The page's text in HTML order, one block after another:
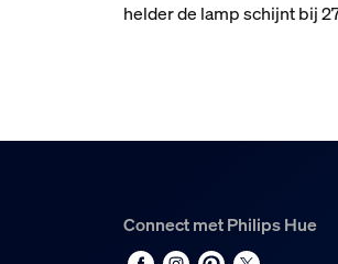
helder de lamp schijnt bij
Connect met Philips Hue